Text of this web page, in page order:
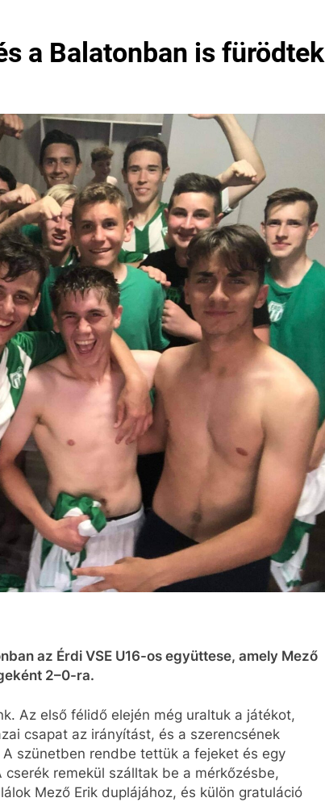
a Balatonban is fürödtek
az Érdi VSE U16-os együttese, amely Mező
2–0-ra.
Az első félidő elején még uraltuk a játékot,
csapat az irányítást, és a szerencsének
szünetben rendbe tettük a fejeket és egy
remekül szálltak be a mérkőzésbe,
Mező Erik duplájához, és külön gratuláció